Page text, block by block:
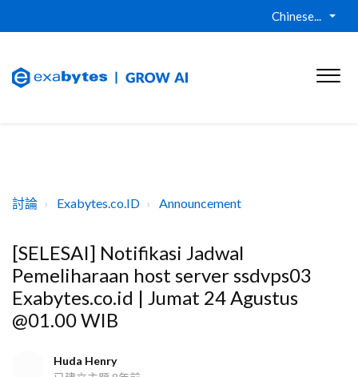
Chinese...
討論 Exabytes.co.ID Announcement
[SELESAI] Notifikasi Jadwal
Pemeliharaan host server ssdvps03
Exabytes.co.id | Jumat 24 Agustus
@01.00 WIB
Huda Henry